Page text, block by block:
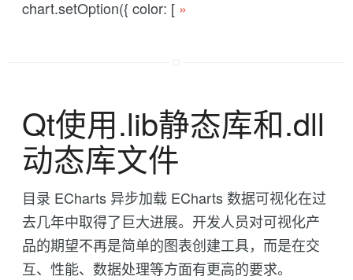
chart.setOption({ color: [ »
Qt使用.lib静态库和.dll
动态库文件
目录 ECharts 异步加载 ECharts 数据可视化在过
去几年中取得了巨大进展。开发人员对可视化产
品的期望不再是简单的图表创建工具，而是在交
互、性能、数据处理等方面有更高的要求。